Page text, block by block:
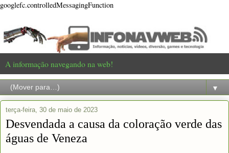
googlefc.controlledMessagingFunction
A informação navegando na web!
▼
terça-feira, 30 de maio de 2023
Desvendada a causa da coloração verde das
águas de Veneza